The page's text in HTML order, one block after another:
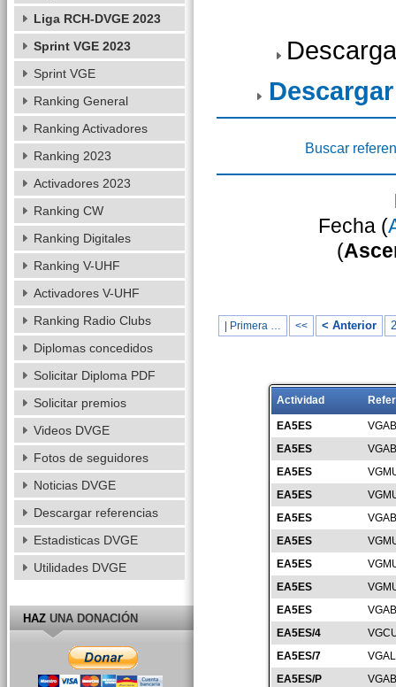
Buscar
Fecha (
(
| Primera … << < Anterior
Actividad
EA5ES
EA5ES
EA5ES
EA5ES
EA5ES
EA5ES
EA5ES
EA5ES
EA5ES
EA5ES/4
EA5ES/7
EA5ES/P
Liga RCH-DVGE 2023
Sprint VGE 2023
Sprint VGE
Ranking General
Ranking Activadores
Ranking 2023
Activadores 2023
Ranking CW
Ranking Digitales
Ranking V-UHF
Activadores V-UHF
Ranking Radio Clubs
Diplomas concedidos
Solicitar Diploma PDF
Solicitar premios
Videos DVGE
Fotos de seguidores
Noticias DVGE
Descargar referencias
Estadisticas DVGE
Utilidades DVGE
HAZUNA DONACIÓN